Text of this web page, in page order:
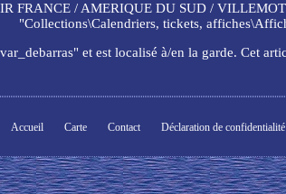
FRANCE / AMERIQUE DU SUD /
"Collections\Calendriers, tickets,
et est localisé à/en la garde. Cet
Accueil Carte Contact Déclaration de confidentialité